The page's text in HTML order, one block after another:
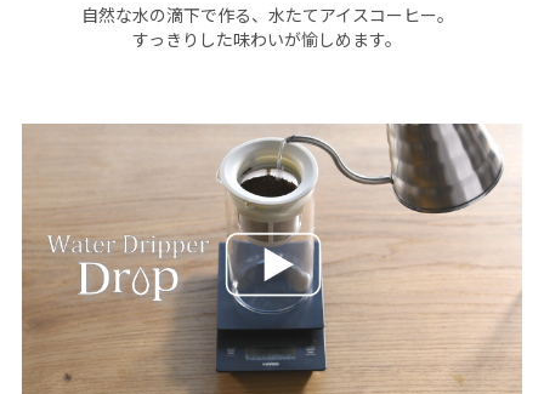
自然な水の滴下で作る、水たてアイスコーヒー。
すっきりした味わいが愉しめます。